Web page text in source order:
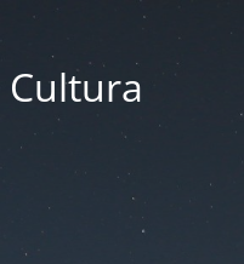
Cultura